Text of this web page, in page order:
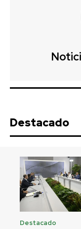
Destacado
Destacado